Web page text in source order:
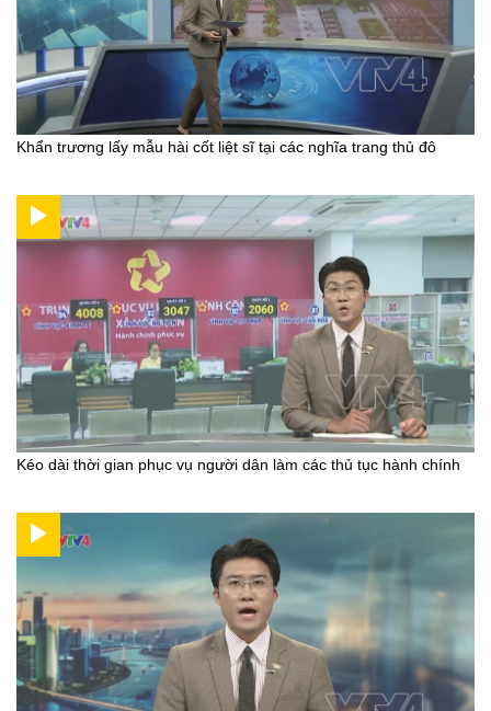
Khẩn trương lấy mẫu hài cốt liệt sĩ tại các nghĩa trang thủ đô
Kéo dài thời gian phục vụ người dân làm các thủ tục hành chính